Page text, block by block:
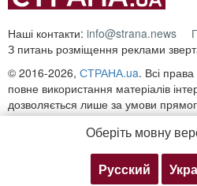
Наші контакти: info@strana.news
З питань розміщення реклами
© 2016-2026, СТРАНА.ua. Всі
повне використання матеріалів
дозволяється лише за умови
систем гіперпосилання на
Будь-яке копіювання, публікація,
інформації, що містить посилання
Оберіть мовну
Русский